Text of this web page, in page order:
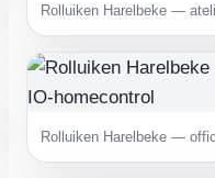
Rolluiken Harelbeke —
Rolluiken Harelbeke —